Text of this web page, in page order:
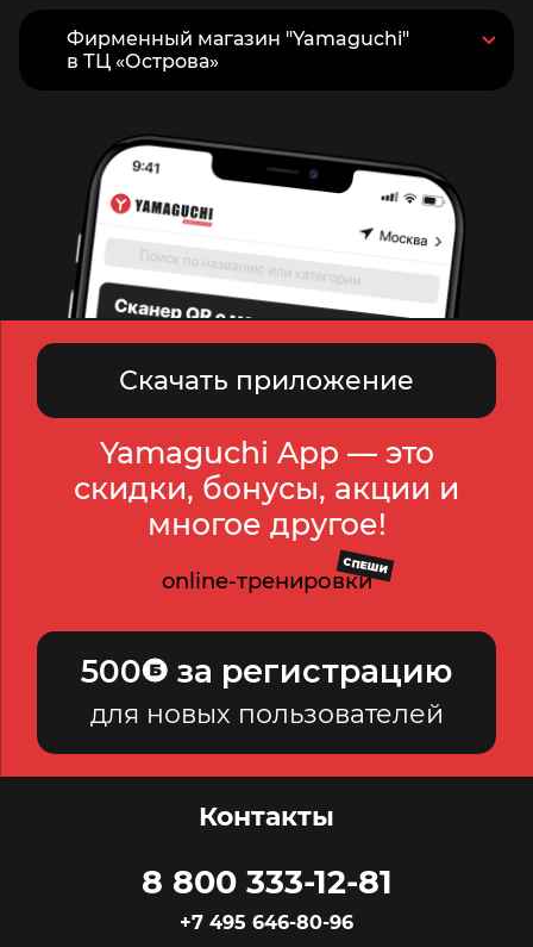
Фирменный магазин "Yamaguchi"
в ТЦ «Острова»
Скачать приложение
Yamaguchi App — это
скидки, бонусы, акции и
многое другое!
online-тренировки
СПЕШИ
500 за регистрацию
для новых пользователей
Контакты
8 800 333-12-81
+7 495 646-80-96